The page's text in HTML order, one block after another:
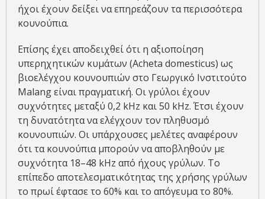
ήχοι έχουν δείξει να επηρεάζουν τα περισσότερα
κουνούπια.
Επίσης έχει αποδειχθεί ότι η αξιοποίηση
υπερηχητικών κυμάτων (Acheta domesticus) ως
βιοελέγχου κουνουπιών στο Γεωργικό Ινστιτούτο
Malang είναι πραγματική. Οι γρύλοι έχουν
συχνότητες μεταξύ 0,2 kHz και 50 kHz. Έτσι έχουν
τη δυνατότητα να ελέγχουν τον πληθυσμό
κουνουπιών. Οι υπάρχουσες μελέτες αναφέρουν
ότι τα κουνούπια μπορούν να αποβληθούν με
συχνότητα 18–48 kHz από ήχους γρύλων. Το
επίπεδο αποτελεσματικότητας της χρήσης γρύλων
το πρωί έφτασε το 60% και το απόγευμα το 80%.